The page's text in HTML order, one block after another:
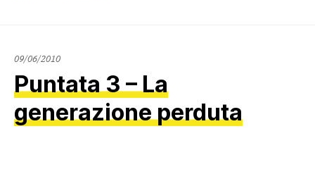
09/06/2010
Puntata 3 – La
generazione perduta